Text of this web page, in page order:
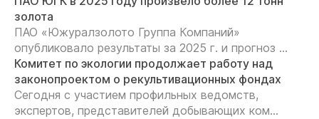
золота
ПАО «Южуралзолото Группа Компаний»
опубликовало результаты за 2025 г. и прогноз ...
Комитет по экологии продолжает работу над
законопроектом о рекультивационных фондах
Сегодня с участием профильных ведомств,
экспертов, представителей добывающих ком...